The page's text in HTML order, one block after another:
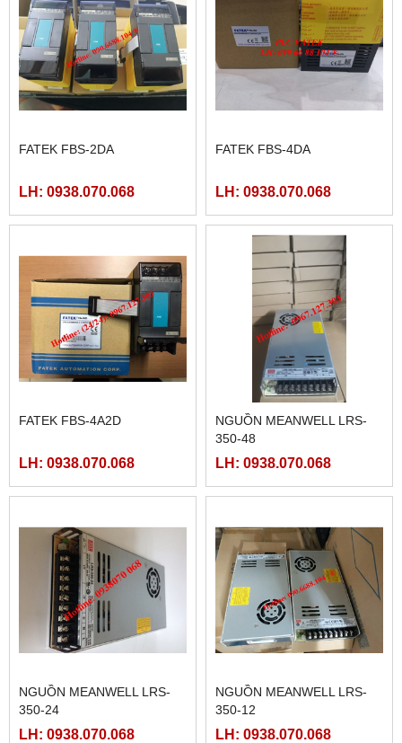
FATEK FBS-2DA
LH: 0938.070.068
FATEK FBS-4DA
LH: 0938.070.068
FATEK FBS-4A2D
LH: 0938.070.068
NGUỒN MEANWELL LRS-
350-48
LH: 0938.070.068
NGUỒN MEANWELL LRS-
350-24
LH: 0938.070.068
NGUỒN MEANWELL LRS-
350-12
LH: 0938.070.068